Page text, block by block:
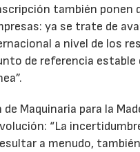
también ponen
ya se trate de
a nivel de los
de referencia
Maquinaria para la
“La
a menudo,